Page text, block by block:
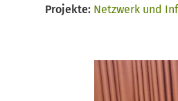
Projekte: Netzwerk und